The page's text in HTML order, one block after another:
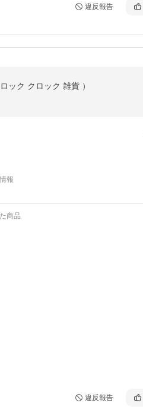
違反報告
ック クロック 雑貨 ）
報
商品
違反報告